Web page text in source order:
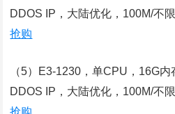
DDOS IP，大陆优化，100M/不
抢购
（5）E3-1230，单CPU，16G
DDOS IP，大陆优化，100M/不
抢购